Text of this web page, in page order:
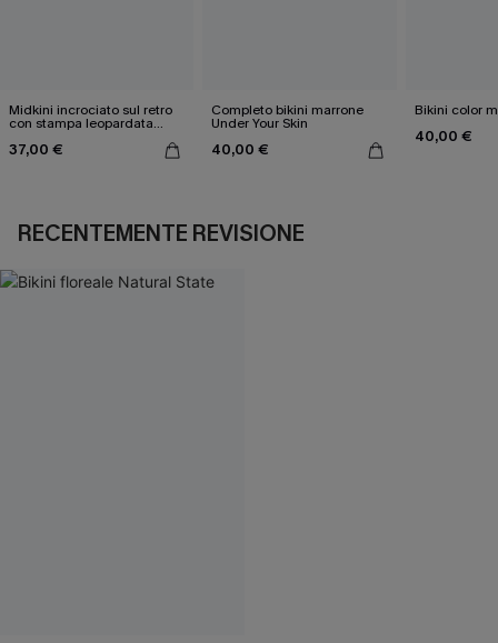
Midkini incrociato sul retro
con stampa leopardata
37,00 €
Completo bikini marrone
Under Your Skin
40,00 €
Bikini color
40,00 €
RECENTEMENTE REVISIONE